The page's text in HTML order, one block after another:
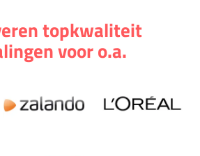
topkwaliteit
voor o.a.